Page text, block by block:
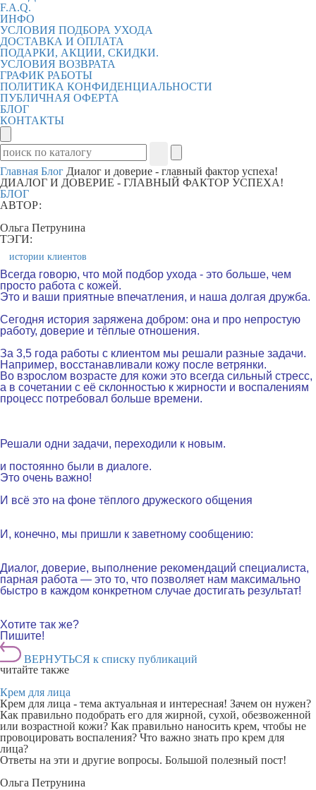
F.A.Q.
ИНФО
УСЛОВИЯ ПОДБОРА УХОДА
ДОСТАВКА И ОПЛАТА
ПОДАРКИ, АКЦИИ, СКИДКИ.
УСЛОВИЯ ВОЗВРАТА
ГРАФИК РАБОТЫ
ПОЛИТИКА КОНФИДЕНЦИАЛЬНОСТИ
ПУБЛИЧНАЯ ОФЕРТА
БЛОГ
КОНТАКТЫ
Главная Блог Диалог и доверие - главный фактор успеха!
ДИАЛОГ И ДОВЕРИЕ - ГЛАВНЫЙ ФАКТОР УСПЕХА!
БЛОГ
АВТОР:
Ольга Петрунина
ТЭГИ:
истории клиентов
Всегда говорю, что мой подбор ухода - это больше, чем
просто работа с кожей.
Это и ваши приятные впечатления, и наша долгая дружба.
Сегодня история заряжена добром: она и про непростую
работу, доверие и тёплые отношения.
За 3,5 года работы с клиентом мы решали разные задачи.
Например, восстанавливали кожу после ветрянки.
Во взрослом возрасте для кожи это всегда сильный стресс,
а в сочетании с её склонностью к жирности и воспалениям
процесс потребовал больше времени.
Решали одни задачи, переходили к новым.
и постоянно были в диалоге.
Это очень важно!
И всё это на фоне тёплого дружеского общения
И, конечно, мы пришли к заветному сообщению:
Диалог, доверие, выполнение рекомендаций специалиста,
парная работа — это то, что позволяет нам максимально
быстро в каждом конкретном случае достигать результат!
Хотите так же?
Пишите!
ВЕРНУТЬСЯ к списку публикаций
читайте также
Крем для лица
Крем для лица - тема актуальная и интересная! Зачем он нужен?
Как правильно подобрать его для жирной, сухой, обезвоженной
или возрастной кожи? Как правильно наносить крем, чтобы не
провоцировать воспаления? Что важно знать про крем для
лица?
Ответы на эти и другие вопросы. Большой полезный пост!
Ольга Петрунина